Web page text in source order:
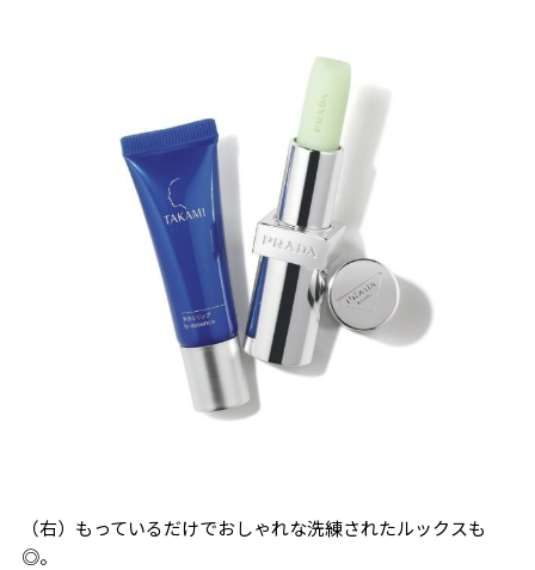
（右）もっているだけでおしゃれな洗練されたルックスも
◎。